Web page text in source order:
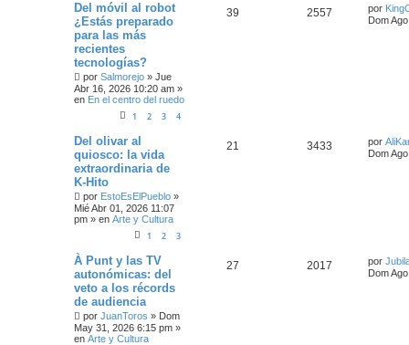
Del móvil al robot
¿Estás preparado
para las más
recientes
tecnologías?
por Salmorejo » Jue
Abr 16, 2026 10:20 am »
en En el centro del ruedo
1 2 3 4
39 2557 por
Dom
Del olivar al
quiosco: la vida
extraordinaria de
K-Hito
por EstoEsElPueblo »
Mié Abr 01, 2026 11:07
pm » en Arte y Cultura
1 2 3
21 3433 por
Dom
À Punt y las TV
autonómicas: del
veto a los récords
de audiencia
por JuanToros » Dom
May 31, 2026 6:15 pm »
en Arte y Cultura
27 2017 por
Dom